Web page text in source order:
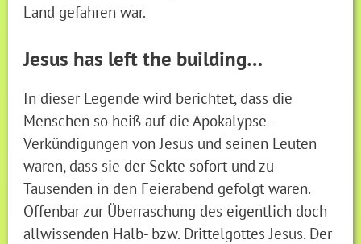
Land gefahren war.
Jesus has left the building…
In dieser Legende wird berichtet, dass die
Menschen so heiß auf die Apokalypse-
Verkündigungen von Jesus und seinen Leuten
waren, dass sie der Sekte sofort und zu
Tausenden in den Feierabend gefolgt waren.
Offenbar zur Überraschung des eigentlich doch
allwissenden Halb- bzw. Drittelgottes Jesus. Der